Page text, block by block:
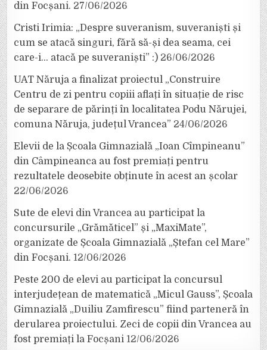
din Focșani. 27/06/2026
Cristi Irimia: „Despre suveranism, suveraniști și
cum se atacă singuri, fără să-și dea seama, cei
care-i… atacă pe suveraniști” :) 26/06/2026
UAT Năruja a finalizat proiectul „Construire
Centru de zi pentru copiii aflați în situație de risc
de separare de părinți în localitatea Podu Nărujei,
comuna Năruja, județul Vrancea” 24/06/2026
Elevii de la Școala Gimnazială „Ioan Cîmpineanu”
din Câmpineanca au fost premiați pentru
rezultatele deosebite obținute în acest an școlar
22/06/2026
Sute de elevi din Vrancea au participat la
concursurile „Grămăticel” și „MaxiMate”,
organizate de Școala Gimnazială „Ștefan cel Mare”
din Focșani. 12/06/2026
Peste 200 de elevi au participat la concursul
interjudețean de matematică „Micul Gauss”, Școala
Gimnazială „Duiliu Zamfirescu” fiind parteneră în
derularea proiectului. Zeci de copii din Vrancea au
fost premiați la Focșani 12/06/2026